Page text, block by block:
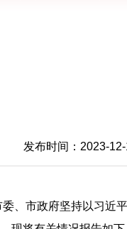
布时间：2023-12-
、市政府坚持以习近